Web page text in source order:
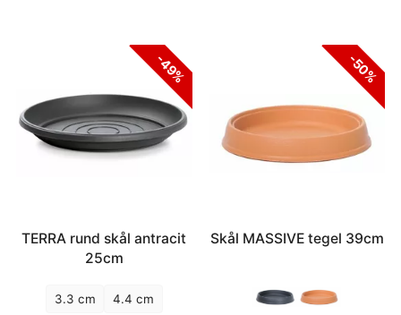
-49%
TERRA rund skål antracit
25cm
3.3 cm 4.4 cm
-50%
Skål MASSIVE tegel 39cm